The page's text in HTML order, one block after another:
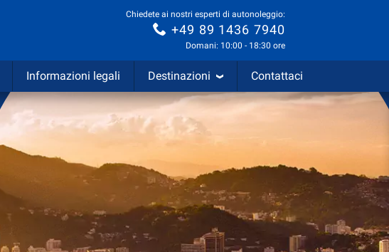
Chiedete ai nostri esperti di autonoleggio:
+49 89 1436 7940
Domani: 10:00 - 18:30 ore
Informazioni legali Destinazioni Contattaci